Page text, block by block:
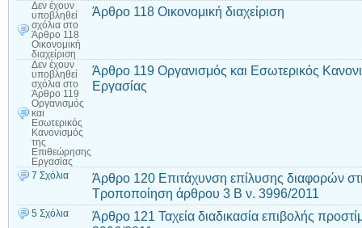
Δεν έχουν
υποβληθεί
σχόλια στο
Άρθρο 118
Οικονομική
διαχείριση
Άρθρο 118 Οικονομική διαχείριση
Δεν έχουν
υποβληθεί
σχόλια στο
Άρθρο 119
Οργανισμός
και
Εσωτερικός
Κανονισμός
της
Επιθεώρησης
Εργασίας
Άρθρο 119 Οργανισμός και Εσωτερικός
Εργασίας
7 Σχόλια
Άρθρο 120 Επιτάχυνση επίλυσης διαφορών
Τροποποίηση άρθρου 3 Β ν. 3996/2011
5 Σχόλια
Άρθρο 121 Ταχεία διαδικασία επιβολής